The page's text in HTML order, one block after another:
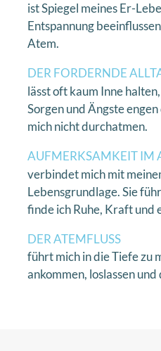
ist Spiegel meines Er-
Entspannung
Atem.
DER FORDERNDE
lässt oft kaum Inne
Sorgen und Ängste
mich nicht durchatmen.
AUFMERKSAMKEIT IM
verbindet mich mit
Lebensgrundlage. Sie
finde ich Ruhe, Kraft und
DER ATEMFLUSS
führt mich in die Tiefe zu
ankommen, loslassen und